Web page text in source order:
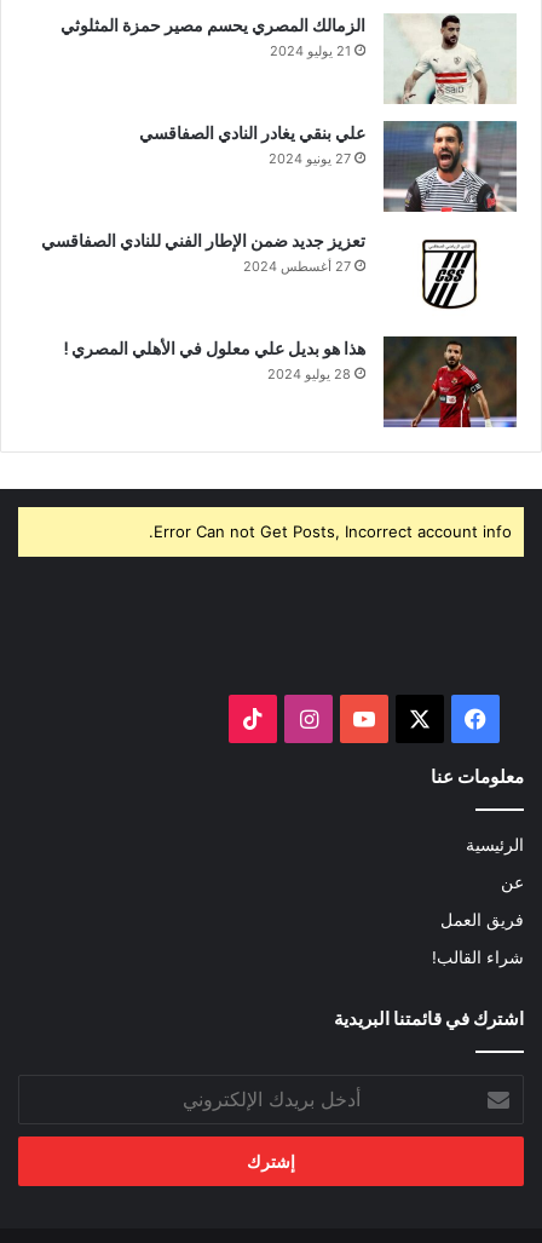
الزمالك المصري يحسم مصير حمزة المثلوثي
21 يوليو 2024
علي بنقي يغادر النادي الصفاقسي
27 يونيو 2024
تعزيز جديد ضمن الإطار الفني للنادي الصفاقسي
27 أغسطس 2024
هذا هو بديل علي معلول في الأهلي المصري !
28 يوليو 2024
Error Can not Get Posts, Incorrect account info.
فيسبوك ‫YouTubeانستقرام
معلومات عنا
الرئيسية
عن
فريق العمل
شراء القالب!
اشترك في قائمتنا البريدية
بريدك
الإلكتروني